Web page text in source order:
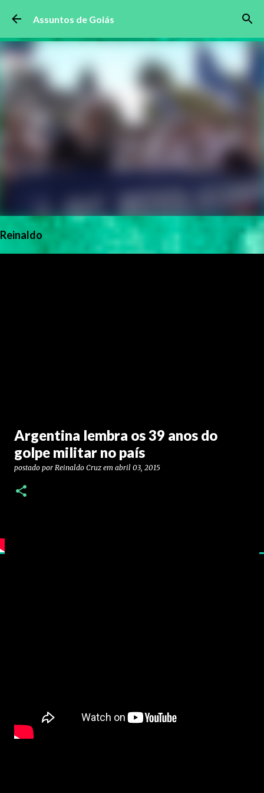
Pular para o conteúdo principal
Assuntos de Goiás
Reinaldo
Argentina lembra os 39 anos do
golpe militar no país
postado por Reinaldo Cruz em abril 03, 2015